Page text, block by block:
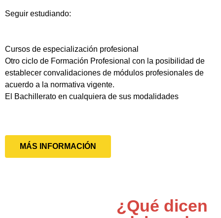
Seguir estudiando:
Cursos de especialización profesional
Otro ciclo de Formación Profesional con la posibilidad de
establecer convalidaciones de módulos profesionales de
acuerdo a la normativa vigente.
El Bachillerato en cualquiera de sus modalidades
MÁS INFORMACIÓN
¿Qué dicen